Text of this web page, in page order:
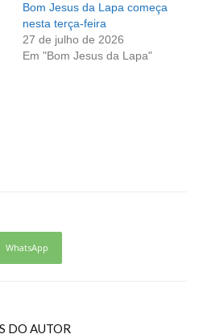
Bom Jesus da Lapa começa
nesta terça-feira
27 de julho de 2026
Em "Bom Jesus da Lapa"
WhatsApp
DO AUTOR